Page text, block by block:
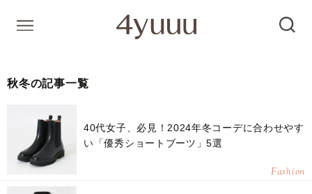
秋冬の記事一覧
40代女子、必見！2024年冬コーデに合わせやす
い「優秀ショートブーツ」5選
Fashion